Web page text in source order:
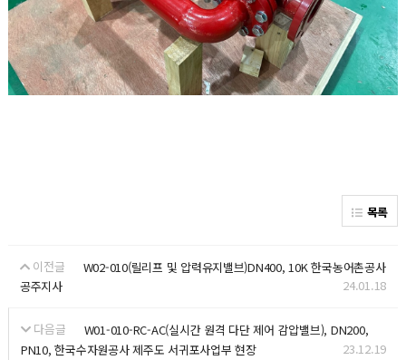
목록
이전글
W02-010(릴리프 및 압력유지밸브)DN400, 10K 한국농어촌공사
공주지사
24.01.18
다음글
W01-010-RC-AC(실시간 원격 다단 제어 감압밸브), DN200,
PN10, 한국수자원공사 제주도 서귀포사업부 현장
23.12.19